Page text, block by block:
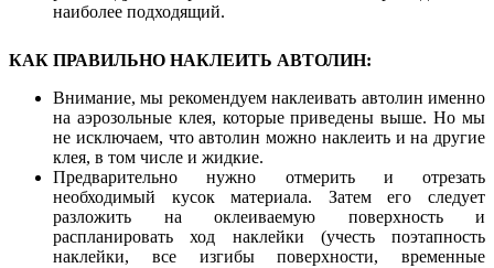
наиболее подходящий.
КАК ПРАВИЛЬНО НАКЛЕИТЬ АВТОЛИН:
Внимание, мы рекомендуем наклеивать автолин именно
на аэрозольные клея, которые приведены выше. Но мы
не исключаем, что автолин можно наклеить и на другие
клея, в том числе и жидкие.
Предварительно нужно отмерить и отрезать
необходимый кусок материала. Затем его следует
разложить на оклеиваемую поверхность и
распланировать ход наклейки (учесть поэтапность
наклейки, все изгибы поверхности, временные